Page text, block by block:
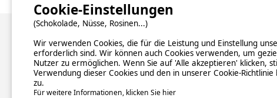
Über uns
Hintergrundinformationen
Newsletter abonnieren
Verzeichnis der Campingplätze nach Ländern
Cookie-Einstellungen
(Schokolade, Nüsse, Rosinen...)
Wir verwenden Cookies, die für die Leistung und Einstellung
erforderlich sind. Wir können auch Cookies verwenden, um
Nutzer zu ermöglichen. Wenn Sie auf 'Alle akzeptieren' klicken,
Verwendung dieser Cookies und den in unserer Cookie-
zu.
Für weitere Informationen, klicken Sie hier